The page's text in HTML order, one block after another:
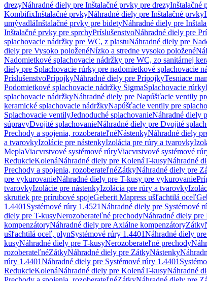
drezyNáhradné diely pre Inštalačné prvky pre drezyInštalačné
KombifixInštalačné prvkyNáhradné diely pre Inštalačné prvky
umývadláInštalačné prvky pre bidetyNáhradné diely pre
Inštalačné prvky pre sprchyPríslušenstvoNáhradné diely pre
splachovacie nádržky pre WC, z plastuNáhradné diely pre
diely pre Vysoko položenéNízko a stredne vysoko položené
Nadomietkové splachovacie nádržky pre WC, zo sanitárnej
diely pre Splachovacie rúrky pre nadomietkové splachovacie
PríslušenstvoPrípojkyNáhradné diely pre PrípojkyTesniace
Podomietkové splachovacie nádržky SigmaSplachovacie rúrky
splachovacie nádržkyNáhradné diely pre Napúšťacie ventily
keramické splachovacie nádržkyNapúšťacie ventily pre
Splachovacie ventilyJednoduché splachovanieNáhradné diely
súpravyDvojité splachovanieNáhradné diely pre Dvojité
Prechody a spojenia, rozoberateľnéNástenkyNáhradné diely
a tvarovkyIzolácie pre nástenkyIzolácia pre rúry a tvarovky
MeplaViacvrstvové systémové rúryViacvrstvové systémové
RedukcieKolenáNáhradné diely pre KolenáT-kusyNáhradné
Prechody a spojenia, rozoberateľnéZátkyNáhradné diely pre
pre vykurovanieNáhradné diely pre T-kusy pre vykurovanie
tvarovkyIzolácie pre nástenkyIzolácia pre rúry a tvarovky
skrutiek pre prírubové spojeGeberit Mapress ušľachtilá oceľ
1.4401 Systémové rúry 1.4521Náhradné diely pre Systémové
diely pre T-kusyNerozoberateľné prechodyNáhradné diely pre
kompenzátoryNáhradné diely pre Axiálne kompenzátoryZátky
ušľachtilá oceľ, plynSystémové rúry 1.4401Náhradné diely
kusyNáhradné diely pre T-kusyNerozoberateľné prechody
rozoberateľnéZátkyNáhradné diely pre ZátkyNástenky
rúry 1.4401Náhradné diely pre Systémové rúry 1.4401
RedukcieKolenáNáhradné diely pre KolenáT-kusyNáhradné